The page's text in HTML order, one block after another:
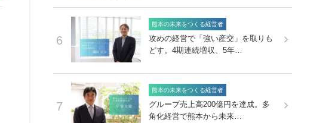
6
熊本の未来をつくる経営者
攻めの経営で「強い産交」を取りも
どす。4期連続増収、5年…
7
熊本の未来をつくる経営者
グループ売上高200億円を達成。多
角化経営で熊本から未来…